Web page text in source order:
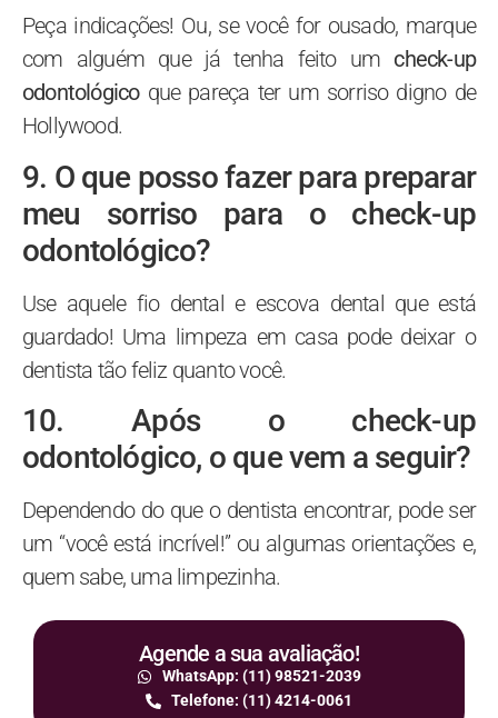
Peça indicações! Ou, se você for ousado, marque
com alguém que já tenha feito um check-up
odontológicoque pareça ter um sorriso digno de
Hollywood.
9. O que posso fazer para preparar
meu sorriso para o check-up
odontológico?
Use aquele fio dental e escova dental que está
guardado! Uma limpeza em casa pode deixar o
dentista tão feliz quanto você.
10. Após o check-up
odontológico, o que vem a seguir?
Dependendo do que o dentista encontrar, pode ser
um “você está incrível!” ou algumas orientações e,
quem sabe, uma limpezinha.
Agende a sua avaliação!
WhatsApp: (11) 98521-2039
Telefone: (11) 4214-0061